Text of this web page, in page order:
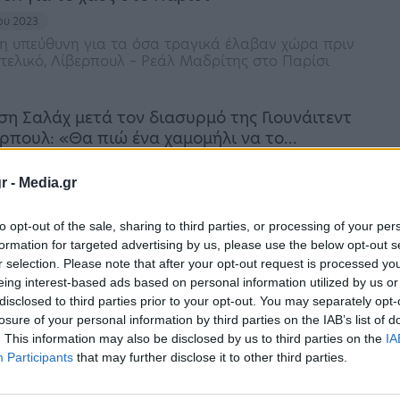
- Media.gr
opt-out of the sale, sharing to third parties, or processing of your
for targeted advertising by us, please use the below opt-out
selection. Please note that after your opt-out request is processed
interest-based ads based on personal information utilized by us
to third parties prior to your opt-out. You may separately
of your personal information by third parties on the IAB’s list of
This information may also be disclosed by us to third parties on the
Participants that may further disclose it to other third parties.
2023
η υπεύθυνη για τα όσα τραγικά έλαβαν χώρα πριν
Λίβερπουλ – Ρεάλ Μαδρίτης στο Παρίσι
Σαλάχ μετά τον διασυρμό της Γιουνάιτεντ
«Θα πιώ ένα χαμομήλι να το…
δύο γκολ απέναντι στη Γιουνάιτεντ και
League ο Αιγύπτιος
Η Λίβερπουλ μπαίνει στη διεκδίκηση
2023
θα είναι το καλοκαίρι, χωρίς αμφιβολία,
«καυτά» ονόματα του μεταγραφικού
καθώς ήταν η μεγάλη αποκάλυψη στο Μουντιάλ